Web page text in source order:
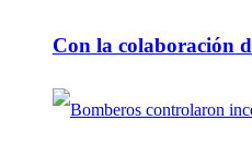
Con la colaboración